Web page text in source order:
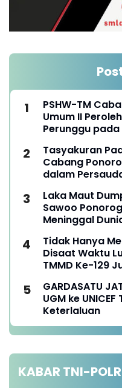
PSHW-TM
Umum II
Perunggu pada
Tasyakuran
Cabang
dalam
Laka Maut
Sawoo
Meninggal
Tidak Hanya
Disaat Waktu
TMMD Ke-129
GARDASATU
UGM ke
Keterlaluan
KABAR TNI-